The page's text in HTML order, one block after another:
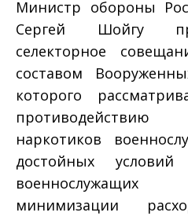
Министр обороны
Сергей Шойгу
селекторное
составом
которого
наркотиков
достойных
минимизации